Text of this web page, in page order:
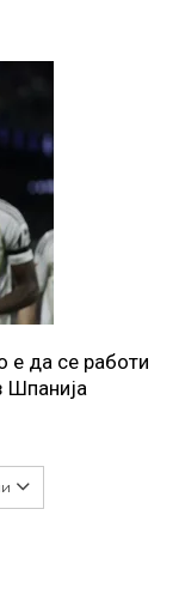
е да се работи
Шпанија